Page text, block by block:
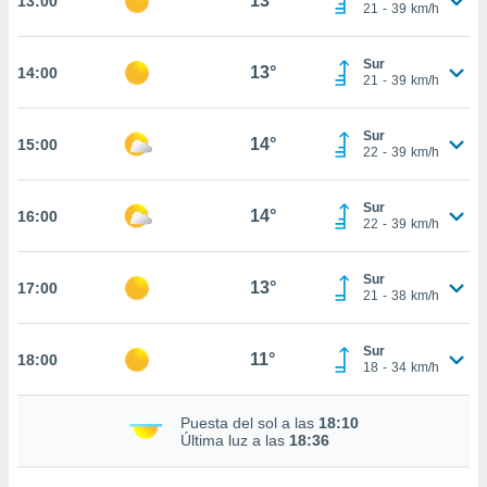
sean
se
ni para
web a
21 - 39 km/h
14:00 13°
Sur
21 - 39 km/h
15:00 14°
Sur
22 - 39 km/h
16:00 14°
Sur
22 - 39 km/h
17:00 13°
Sur
21 - 38 km/h
18:00 11°
Sur
18 - 34 km/h
Puesta del sol a las 18:10
Última luz a las 18:36